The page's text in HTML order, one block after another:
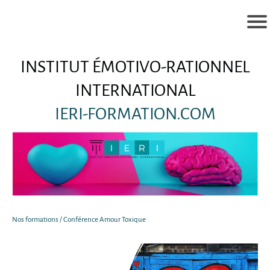
INSTITUT ÉMOTIVO-RATIONNEL
INTERNATIONAL
IERI-FORMATION.COM
Nos formations / Conférence Amour Toxique